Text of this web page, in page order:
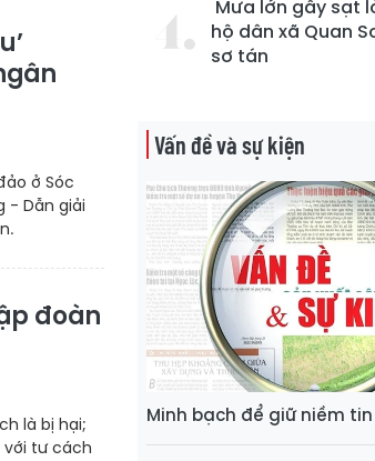
ở Sóc
- Dẫn giải
đoàn
là bị hại;
với tư cách
Mưa lớn gây sạt
hộ dân xã Quan
sơ tán
Vấn đề và sự kiện
Minh bạch để giữ niềm tin